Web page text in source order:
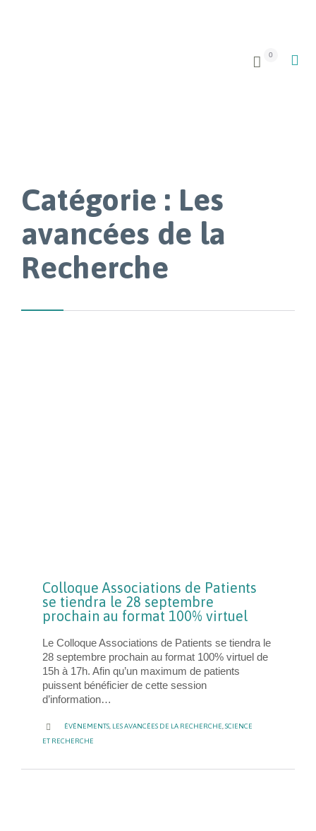
 0 
Catégorie : Les
avancées de la
Recherche
Colloque Associations de Patients
se tiendra le 28 septembre
prochain au format 100% virtuel
Le Colloque Associations de Patients se tiendra le
28 septembre prochain au format 100% virtuel de
15h à 17h. Afin qu’un maximum de patients
puissent bénéficier de cette session
d’information…
 CATEGORY
ÉVÉNEMENTS LES AVANCÉES DE LA RECHERCHE SCIENCE
ET RECHERCHE